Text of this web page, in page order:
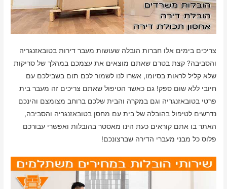
צריכים בימים אלו חברות הובלה שעושות מעבר דירות בטובאזנגריה
והסביבה? קצת בטרם שאתם מוצאים את עצמכם במהלך של סריקות
שלא קליל לראות בסיומו, אשרו לנו לשמור לכם תום בשבילכם עם
חיובי ללא שום ספק! גם כאשר הטיפול שאתם צריכים זה מעבר בית
פרטי בטובאזנגריה וגם במקרה והבית שלכם ברוחב מצומצם והינכם
נדרשים לטיפול בהובלה של בית עם מחסן בטובאזנגריה והסביבה,
האתר בו אתם קוראים כעת הינו מאסטר בהובלות ואפשרי עבורכם
פלוס כל מבני מעברי הדירה שברצונכם!